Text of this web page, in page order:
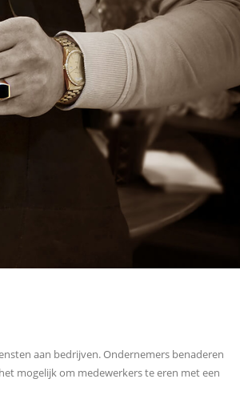
aan bedrijven. Ondernemers benaderen
mogelijk om medewerkers te eren met een